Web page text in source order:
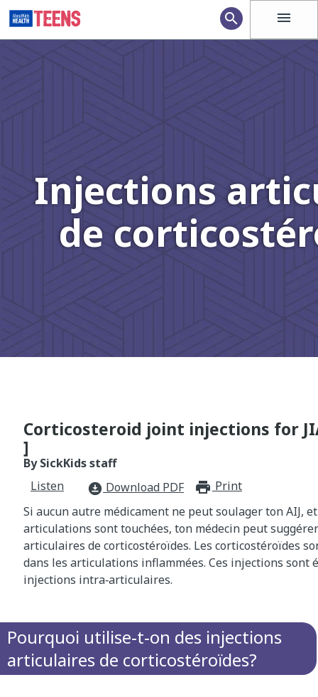
menu
search
Injections
de
Corticosteroid joint injections for
]
By SickKids staff
Listen
download_for_offline Download PDF
Print
Si aucun autre médicament ne peut soulager ton AIJ,
articulations sont touchées, ton médecin peut
articulaires de corticostéroïdes. Les corticostéroïdes
dans les articulations inflammées. Ces injections sont
injections intra‑articulaires.
Pourquoi utilise‑t‑on des injections
articulaires de corticostéroïdes?